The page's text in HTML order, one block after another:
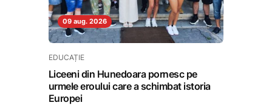
09 aug. 2026
EDUCAȚIE
Liceeni din Hunedoara pornesc pe
urmele eroului care a schimbat istoria
Europei